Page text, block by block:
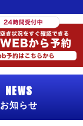
NEWS
お知らせ